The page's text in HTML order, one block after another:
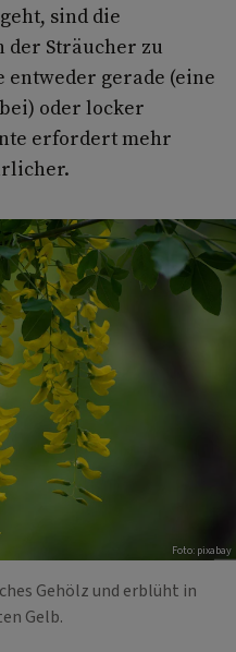
sind die
der Sträucher zu
entweder gerade (eine
oder locker
erfordert mehr
Foto: pixabay
Gehölz und erblüht in
Gelb.